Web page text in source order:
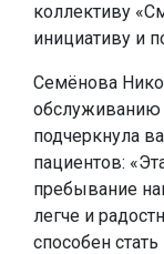
коллективу
инициативу и
Семёнова
обслуживанию
подчеркнула
пациентов:
пребывание
легче и
способен